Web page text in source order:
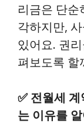
리금은 단순
각하지만,
있어요. 권
펴보도록 할
✅ 전월세
는 이유를